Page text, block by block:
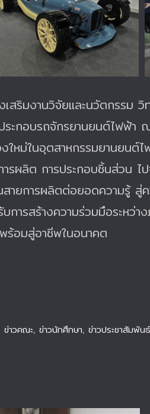
ริมงานวิจัยและนวัตกรรม วิ
ประกอบรถจักรยานยนต์ไฟฟ้
ใหม่ในอุตสาหกรรมยานยนต์ไ
รผลิต การประกอบชิ้นส่วน
ายการผลิตต่อยอดความรู้ สู่
การสร้างความร่วมมือระหว่า
ร้อมสู่อาชีพในอนาคต
ข่าวคณะ, ข่าวนักศึกษา, ข่าวประชาสัมพันธ์